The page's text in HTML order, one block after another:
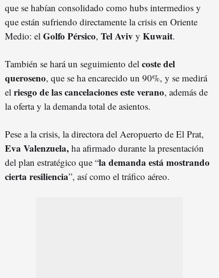
que se habían consolidado como hubs intermedios y
que están sufriendo directamente la crisis en Oriente
Medio: el Golfo Pérsico, Tel Aviv y Kuwait.
También se hará un seguimiento del coste del
queroseno, que se ha encarecido un 90%, y se medirá
el riesgo de las cancelaciones esteverano, además de
la oferta y la demanda total de asientos.
Pese a la crisis, la directora del Aeropuerto de El Prat,
Eva Valenzuela, ha afirmado durante la presentación
del plan estratégico que “la demanda está mostrando
cierta resiliencia”, así como el tráfico aéreo.